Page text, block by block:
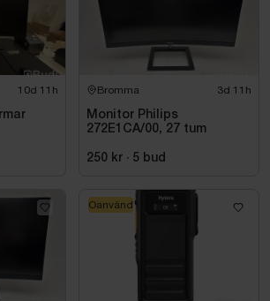
10d 11h Bromma 3d 11h
Monitor Philips
272E1CA/00, 27 tum
250 kr · 5 bud
Oanvänd